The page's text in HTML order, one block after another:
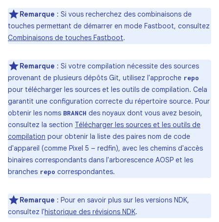
Remarque : Si vous recherchez des combinaisons de
touches permettant de démarrer en mode Fastboot, consultez
Combinaisons de touches Fastboot.
Remarque : Si votre compilation nécessite des sources
provenant de plusieurs dépôts Git, utilisez l'approche repo
pour télécharger les sources et les outils de compilation. Cela
garantit une configuration correcte du répertoire source. Pour
obtenir les noms BRANCH des noyaux dont vous avez besoin,
consultez la section Télécharger les sources et les outils de
compilation pour obtenir la liste des paires nom de code
d'appareil (comme Pixel 5 – redfin), avec les chemins d'accès
binaires correspondants dans l'arborescence AOSP et les
branches repo correspondantes.
Remarque : Pour en savoir plus sur les versions NDK,
consultez l'historique des révisions NDK.